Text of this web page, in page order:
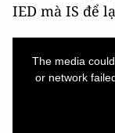
IED mà IS để
The media
or network